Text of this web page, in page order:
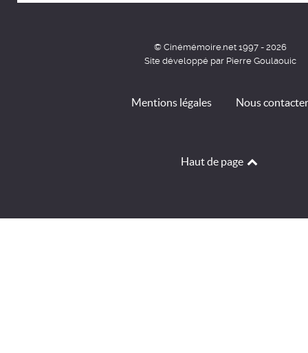
© Cinémémoire.net 1997 - 2026
Site développé par Pierre Goulaouic
Mentions légales Nous contacter
Haut de page